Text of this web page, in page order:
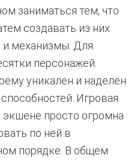
заниматься тем, что
создавать из них
и механизмы. Для
персонажей.
уникален и наделён
Игровая
экшене просто огромна
по ней в
порядке. В общем